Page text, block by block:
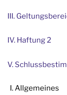
III.
IV. Haftung 2
V.
Allgemeines